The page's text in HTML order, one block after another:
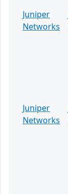
Juniper
Networks
Juniper
Networks